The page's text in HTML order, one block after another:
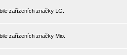
zařízeních značky LG.
zařízeních značky Mio.